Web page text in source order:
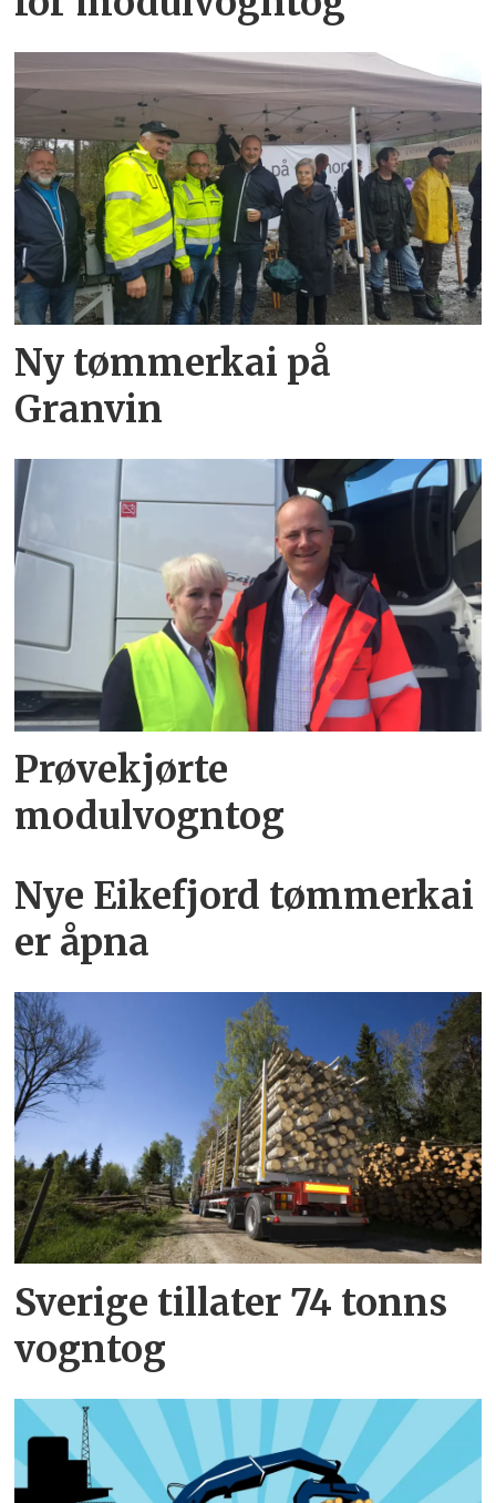
Ny tømmerkai på
Granvin
Prøvekjørte
modulvogntog
Nye Eikefjord tømmerkai
er åpna
Sverige tillater 74 tonns
vogntog